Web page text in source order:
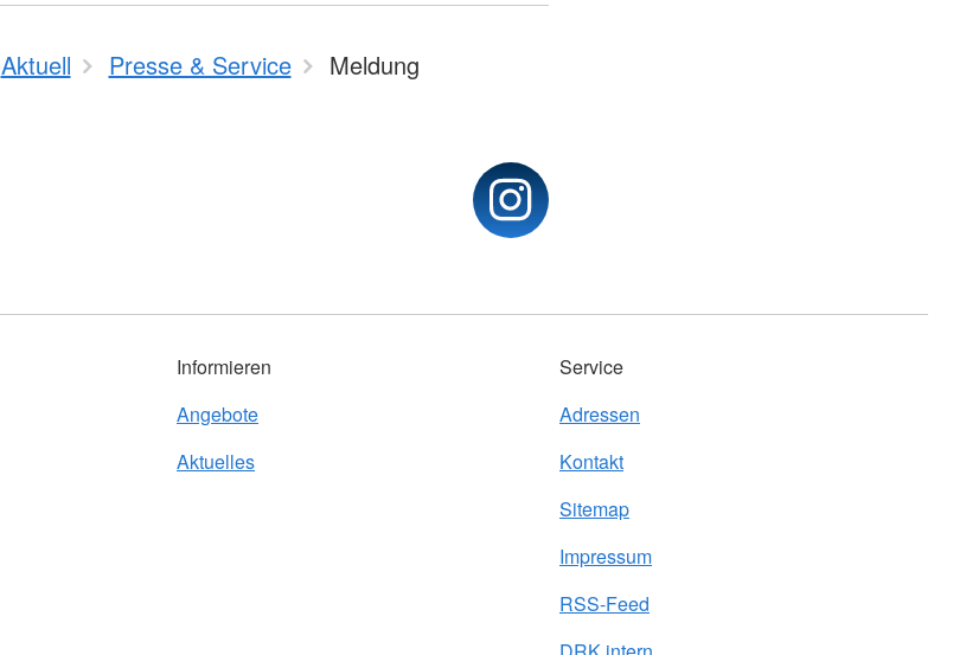
Aktuell Presse & Service Meldung
Informieren
Angebote
Aktuelles
Service
Adressen
Kontakt
Sitemap
Impressum
RSS-Feed